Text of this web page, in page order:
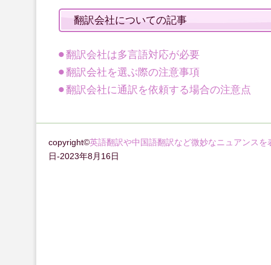
翻訳会社についての記事
翻訳会社は多言語対応が必要
翻訳会社を選ぶ際の注意事項
翻訳会社に通訳を依頼する場合の注意点
copyright©英語翻訳や中国語翻訳など微妙なニュアンス
日-2023年8月16日